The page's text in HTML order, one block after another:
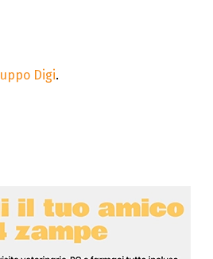
Digi.